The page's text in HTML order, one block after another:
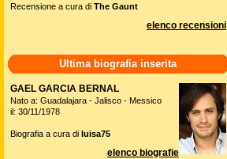
Recensione a cura di The Gaunt
elenco recensioni
Ultima biografia inserita
GAEL GARCIA BERNAL
Nato a: Guadalajara - Jalisco - Messico
il: 30/11/1978
Biografia a cura di luisa75
elenco biografie